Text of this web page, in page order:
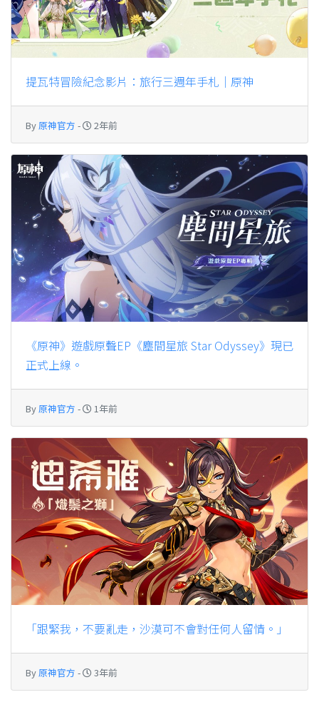
提瓦特冒險紀念影片：旅行三週年手札｜原神
By 原神官方 - 2年前
《原神》遊戲原聲EP《塵間星旅 Star Odyssey》現已
正式上線。
By 原神官方 - 1年前
「跟緊我，不要亂走，沙漠可不會對任何人留情。」
By 原神官方 - 3年前